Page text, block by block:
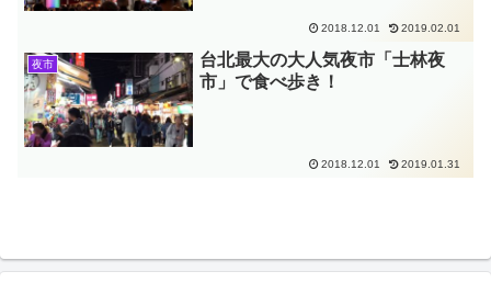
2018.12.01 2019.02.01
夜市
台北最大の大人気夜市「士林夜
市」で食べ歩き！
2018.12.01 2019.01.31